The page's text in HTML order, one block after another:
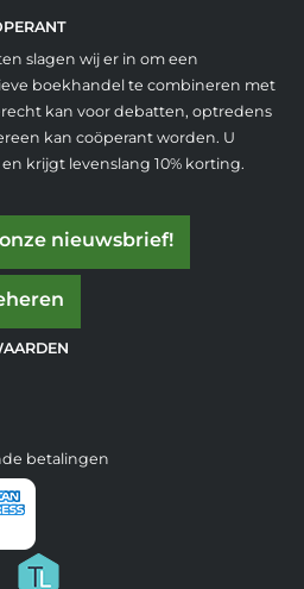
slagen wij er in om een
boekhandel te combineren met
kan voor debatten, optredens
kan coöperant worden. U
krijgt levenslang 10% korting.
nieuwsbrief!
betalingen